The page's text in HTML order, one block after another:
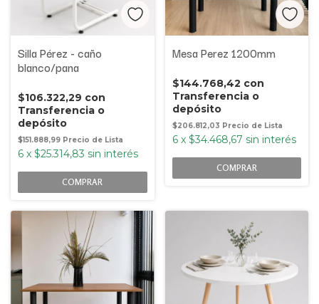
Silla Pérez - caño
blanco/pana
$151.888,99
$106.322,29 con
Transferencia o
depósito
6 x $25.314,83 sin interés
COMPRAR
Mesa Perez 1200mm
$206.812,03
$144.768,42 con
Transferencia o
depósito
6 x $34.468,67 sin interés
COMPRAR